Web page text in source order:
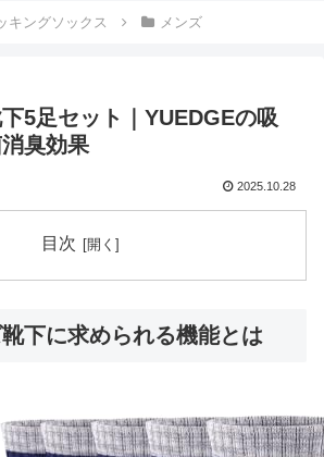
キングソックス メンズ
5足セット｜YUEDGEの吸
臭効果
2025.10.28
目次
下に求められる機能とは